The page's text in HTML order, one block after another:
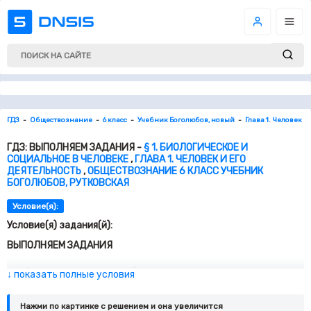
ГДЗ Обществознание 6 класс Учебник Боголюбов, новый Глава 1. Человек
ГДЗ: ВЫПОЛНЯЕМ ЗАДАНИЯ -§ 1. БИОЛОГИЧЕСКОЕ И
СОЦИАЛЬНОЕ В ЧЕЛОВЕКЕ, ГЛАВА 1. ЧЕЛОВЕК И ЕГО
ДЕЯТЕЛЬНОСТЬ,ОБЩЕСТВОЗНАНИЕ 6 КЛАСС УЧЕБНИК
БОГОЛЮБОВ, РУТКОВСКАЯ
Условие(я):
Условие(я) задания(й):
ВЫПОЛНЯЕМ ЗАДАНИЯ
Сравните понятия «любознательность» и
«любопытство». Можно ли считать их синонимами или
суждения по толковому словарю.
↓ показать полные условия
Нажми по картинке c решением и она увеличится